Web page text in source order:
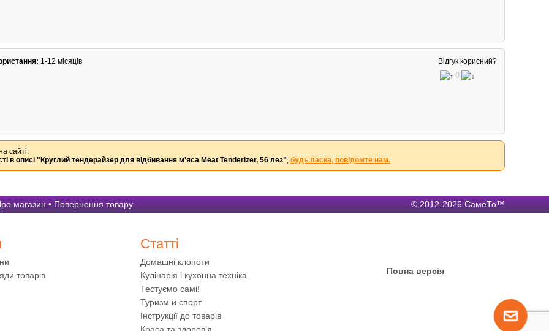
1-12 місяців Відгук корисний?
0
сайті.
в описі "Круглий тендерайзер для відбивання м'яса Meat Tenderizer, 56 лез", будь ласка, повідомте нам.
© 2012-2026 СамеТо™
магазин • Повернення товару
товарів
Статті
Домашні клопоти
Кулінарія і кухонна техніка
Тестуємо самі!
Туризм и спорт
Інструкції до товарів
Повна версія